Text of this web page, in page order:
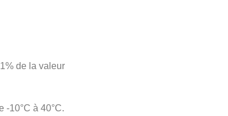
de la valeur
-10°C à 40°C.